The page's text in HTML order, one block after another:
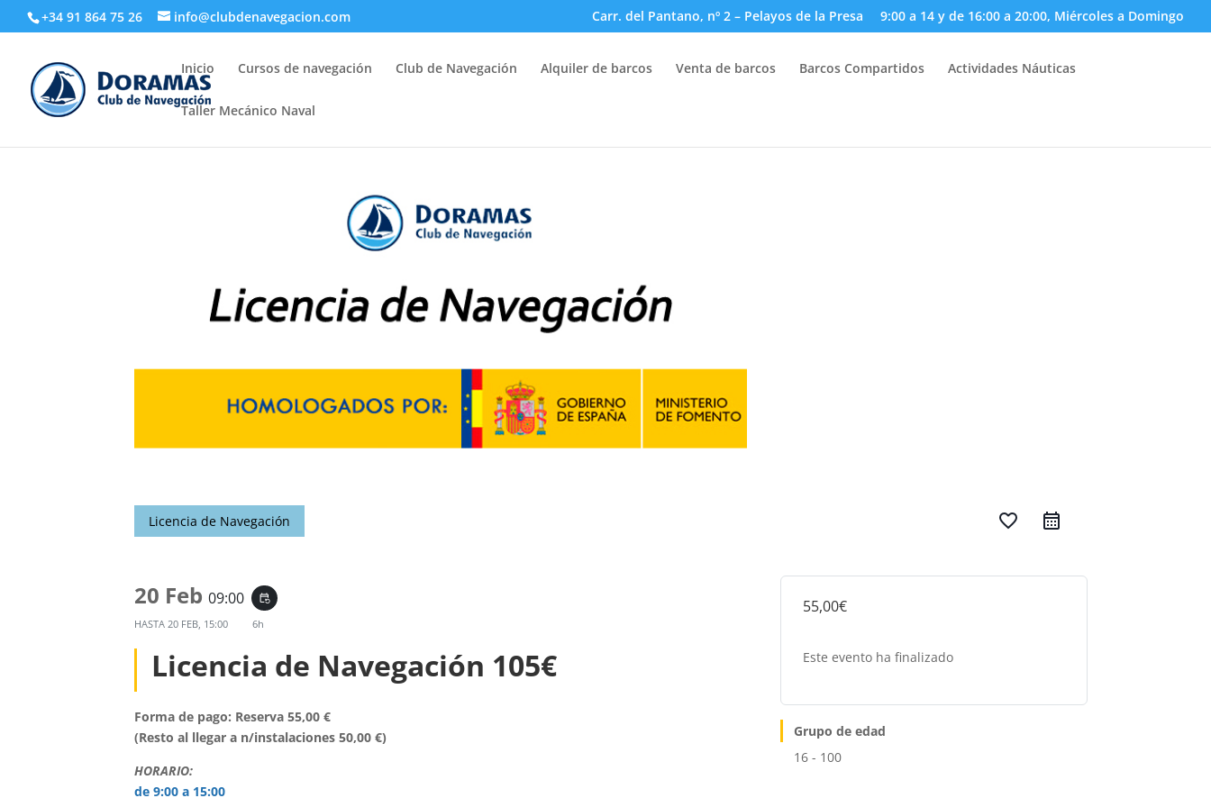
+34 91 864 75 26 info@clubdenavegacion.com Carr. del Pantano, nº 2 – Pelayos de la Presa 9:00 a 14 y de 16:00 a 20:00, Miércoles a Domingo
Inicio Cursos de navegación Club de Navegación Alquiler de barcos Venta de barcos Barcos Compartidos Actividades Náuticas
Taller Mecánico Naval
Licencia de Navegación favorite_border
20 Feb09:00 event_repeat
HASTA 20 FEB, 15:00 6h
Licencia de Navegación 105€
Forma de pago: Reserva 55,00 €
(Resto al llegar a n/instalaciones 50,00 €)
HORARIO:
de 9:00 a 15:00
55,00€
Este evento ha finalizado
Grupo de edad
16 - 100